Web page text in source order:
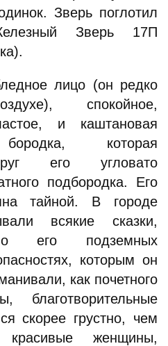
Зверь поглотил
Зверь 17П
лицо (он редко
спокойное,
и каштановая
которая
его угловато
подбородка. Его
тайной. В городе
всякие сказки,
о его подземных
которым он
как почетного
благотворительные
скорее грустно, чем
женщины,